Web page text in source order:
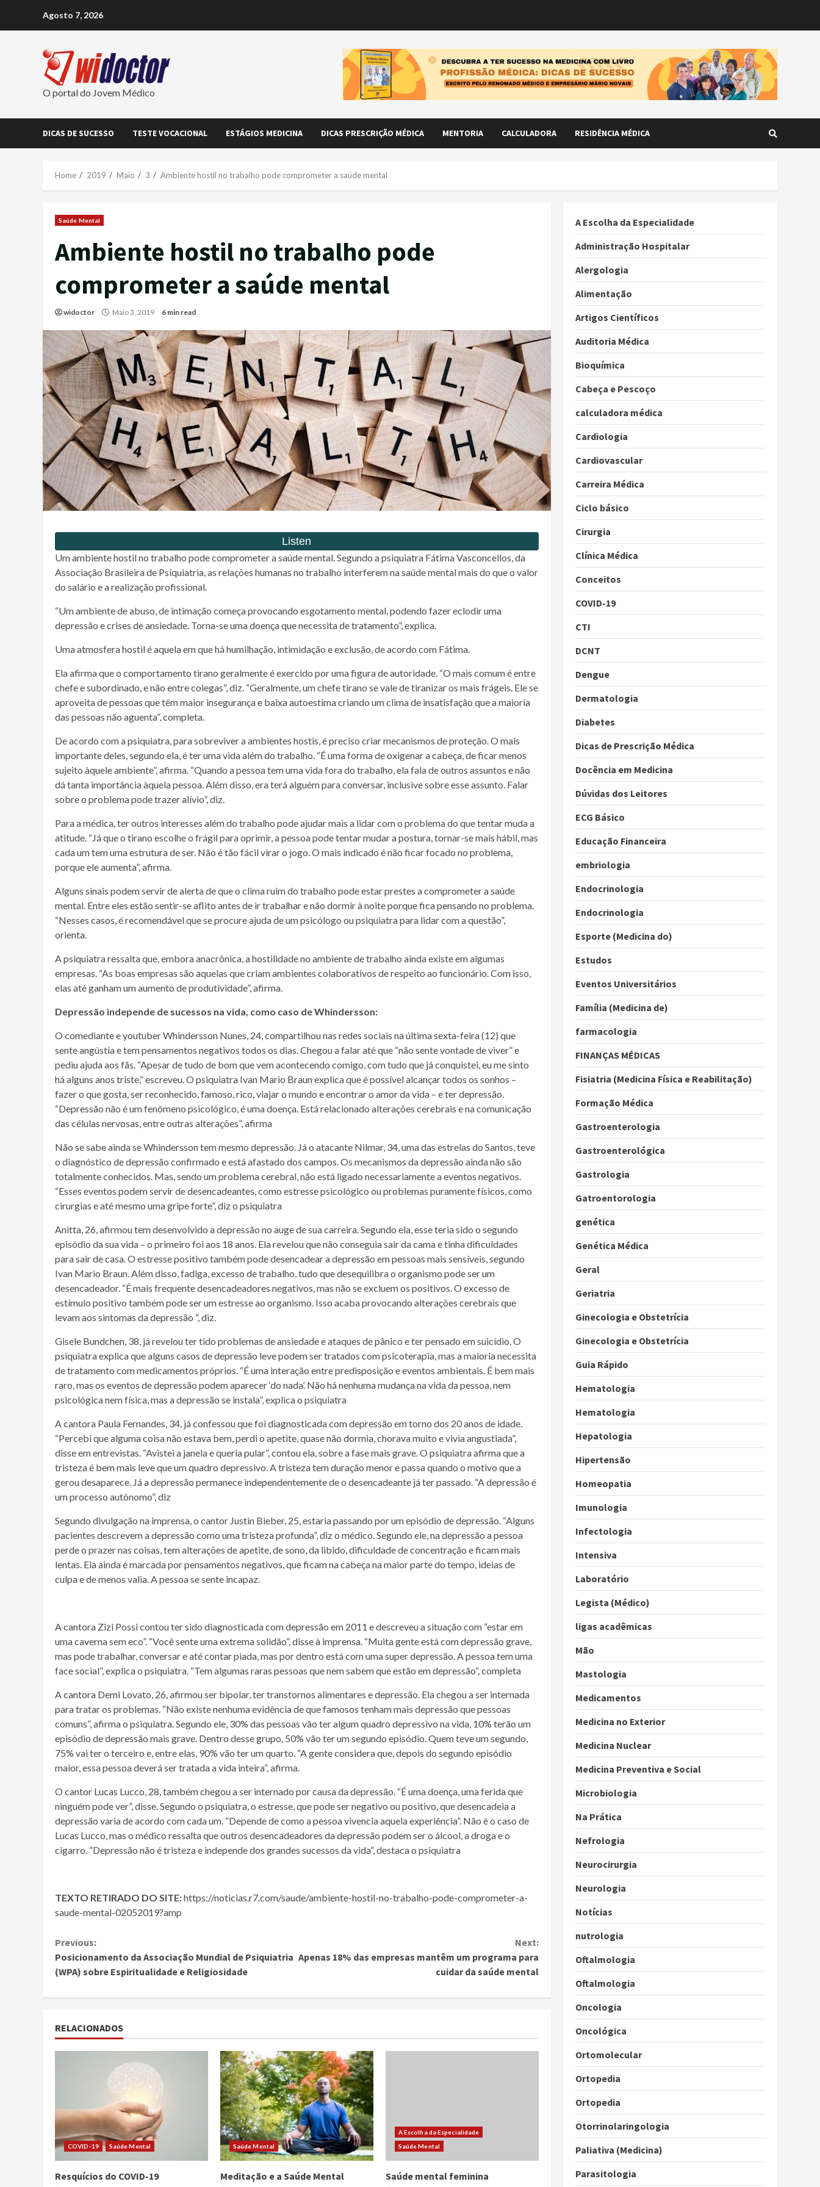
Agosto 7, 2026
O portal do Jovem Médico
DICAS DE SUCESSO TESTE VOCACIONAL ESTÁGIOS MEDICINA DICAS PRESCRIÇÃO MÉDICA MENTORIA CALCULADORA RESIDÊNCIA MÉDICA
Home 2019 Maio 3 Ambiente hostil no trabalho pode comprometer a saúde mental
Saúde Mental
Ambiente hostil no trabalho pode
comprometer a saúde mental
widoctor Maio 3, 2019 6 min read
Um ambiente hostil no trabalho pode comprometer a saúde mental. Segundo a psiquiatra Fátima Vasconcellos, da
Associação Brasileira de Psiquiatria, as relações humanas no trabalho interferem na saúde mental mais do que o valor
do salário e a realização profissional.
“Um ambiente de abuso, de intimação começa provocando esgotamento mental, podendo fazer eclodir uma
depressão e crises de ansiedade. Torna-se uma doença que necessita de tratamento”, explica.
Uma atmosfera hostil é aquela em que há humilhação, intimidação e exclusão, de acordo com Fátima.
Ela afirma que o comportamento tirano geralmente é exercido por uma figura de autoridade. “O mais comum é entre
chefe e subordinado, e não entre colegas”, diz. “Geralmente, um chefe tirano se vale de tiranizar os mais frágeis. Ele se
aproveita de pessoas que têm maior insegurança e baixa autoestima criando um clima de insatisfação que a maioria
das pessoas não aguenta”, completa.
De acordo com a psiquiatra, para sobreviver a ambientes hostis, é preciso criar mecanismos de proteção. O mais
importante deles, segundo ela, é ter uma vida além do trabalho. “É uma forma de oxigenar a cabeça, de ficar menos
sujeito àquele ambiente”, afirma. “Quando a pessoa tem uma vida fora do trabalho, ela fala de outros assuntos e não
dá tanta importância àquela pessoa. Além disso, era terá alguém para conversar, inclusive sobre esse assunto. Falar
sobre o problema pode trazer alívio”, diz.
Para a médica, ter outros interesses além do trabalho pode ajudar mais a lidar com o problema do que tentar muda a
atitude. “Já que o tirano escolhe o frágil para oprimir, a pessoa pode tentar mudar a postura, tornar-se mais hábil, mas
cada um tem uma estrutura de ser. Não é tão fácil virar o jogo. O mais indicado é não ficar focado no problema,
porque ele aumenta”, afirma.
Alguns sinais podem servir de alerta de que o clima ruim do trabalho pode estar prestes a comprometer a saúde
mental. Entre eles estão sentir-se aflito antes de ir trabalhar e não dormir à noite porque fica pensando no problema.
“Nesses casos, é recomendável que se procure ajuda de um psicólogo ou psiquiatra para lidar com a questão”,
orienta.
A psiquiatra ressalta que, embora anacrônica, a hostilidade no ambiente de trabalho ainda existe em algumas
empresas. “As boas empresas são aquelas que criam ambientes colaborativos de respeito ao funcionário. Com isso,
elas até ganham um aumento de produtividade”, afirma.
Depressão independe de sucessos na vida, como caso de Whindersson:
O comediante e youtuber Whindersson Nunes, 24, compartilhou nas redes sociais na última sexta-feira (12) que
sente angústia e tem pensamentos negativos todos os dias. Chegou a falar até que “não sente vontade de viver” e
pediu ajuda aos fãs. “Apesar de tudo de bom que vem acontecendo comigo, com tudo que já conquistei, eu me sinto
há alguns anos triste,” escreveu. O psiquiatra Ivan Mario Braun explica que é possível alcançar todos os sonhos –
fazer o que gosta, ser reconhecido, famoso, rico, viajar o mundo e encontrar o amor da vida – e ter depressão.
“Depressão não é um fenômeno psicológico, é uma doença. Está relacionado alterações cerebrais e na comunicação
das células nervosas, entre outras alterações”, afirma
Não se sabe ainda se Whindersson tem mesmo depressão. Já o atacante Nilmar, 34, uma das estrelas do Santos, teve
o diagnóstico de depressão confirmado e está afastado dos campos. Os mecanismos da depressão ainda não são
totalmente conhecidos. Mas, sendo um problema cerebral, não está ligado necessariamente a eventos negativos.
“Esses eventos podem servir de desencadeantes, como estresse psicológico ou problemas puramente físicos, como
cirurgias e até mesmo uma gripe forte”, diz o psiquiatra
Anitta, 26, afirmou tem desenvolvido a depressão no auge de sua carreira. Segundo ela, esse teria sido o segundo
episódio da sua vida – o primeiro foi aos 18 anos. Ela revelou que não conseguia sair da cama e tinha dificuldades
para sair de casa. O estresse positivo também pode desencadear a depressão em pessoas mais sensíveis, segundo
Ivan Mario Braun. Além disso, fadiga, excesso de trabalho, tudo que desequilibra o organismo pode ser um
desencadeador. “É mais frequente desencadeadores negativos, mas não se excluem os positivos. O excesso de
estímulo positivo também pode ser um estresse ao organismo. Isso acaba provocando alterações cerebrais que
levam aos sintomas da depressão “, diz.
Gisele Bundchen, 38, já revelou ter tido problemas de ansiedade e ataques de pânico e ter pensado em suicídio. O
psiquiatra explica que alguns casos de depressão leve podem ser tratados com psicoterapia, mas a maioria necessita
de tratamento com medicamentos próprios. “É uma interação entre predisposição e eventos ambientais. É bem mais
raro, mas os eventos de depressão podem aparecer ‘do nada’. Não há nenhuma mudança na vida da pessoa, nem
psicológica nem física, mas a depressão se instala”, explica o psiquiatra
A cantora Paula Fernandes, 34, já confessou que foi diagnosticada com depressão em torno dos 20 anos de idade.
“Percebi que alguma coisa não estava bem, perdi o apetite, quase não dormia, chorava muito e vivia angustiada”,
disse em entrevistas. “Avistei a janela e queria pular”, contou ela, sobre a fase mais grave. O psiquiatra afirma que a
tristeza é bem mais leve que um quadro depressivo. A tristeza tem duração menor e passa quando o motivo que a
gerou desaparece. Já a depressão permanece independentemente de o desencadeante já ter passado. “A depressão é
um processo autônomo”, diz
Segundo divulgação na imprensa, o cantor Justin Bieber, 25, estaria passando por um episódio de depressão. “Alguns
pacientes descrevem a depressão como uma tristeza profunda”, diz o médico. Segundo ele, na depressão a pessoa
perde o prazer nas coisas, tem alterações de apetite, de sono, da libido, dificuldade de concentração e ficam mais
lentas. Ela ainda é marcada por pensamentos negativos, que ficam na cabeça na maior parte do tempo, ideias de
culpa e de menos valia. A pessoa se sente incapaz.
A cantora Zizi Possi contou ter sido diagnosticada com depressão em 2011 e descreveu a situação com “estar em
uma caverna sem eco”. “Você sente uma extrema solidão”, disse à imprensa. “Muita gente está com depressão grave,
mas pode trabalhar, conversar e até contar piada, mas por dentro está com uma super depressão. A pessoa tem uma
face social”, explica o psiquiatra. “Tem algumas raras pessoas que nem sabem que estão em depressão”, completa
A cantora Demi Lovato, 26, afirmou ser bipolar, ter transtornos alimentares e depressão. Ela chegou a ser internada
para tratar os problemas. “Não existe nenhuma evidência de que famosos tenham mais depressão que pessoas
comuns”, afirma o psiquiatra. Segundo ele, 30% das pessoas vão ter algum quadro depressivo na vida, 10% terão um
episódio de depressão mais grave. Dentro desse grupo, 50% vão ter um segundo episódio. Quem teve um segundo,
75% vai ter o terceiro e, entre elas, 90% vão ter um quarto. “A gente considera que, depois do segundo episódio
maior, essa pessoa deverá ser tratada a vida inteira”, afirma.
O cantor Lucas Lucco, 28, também chegou a ser internado por causa da depressão. “É uma doença, uma ferida que
ninguém pode ver”, disse. Segundo o psiquiatra, o estresse, que pode ser negativo ou positivo, que desencadeia a
depressão varia de acordo com cada um. “Depende de como a pessoa vivencia aquela experiência”. Não é o caso de
Lucas Lucco, mas o médico ressalta que outros desencadeadores da depressão podem ser o álcool, a droga e o
cigarro. “Depressão não é tristeza e independe dos grandes sucessos da vida”, destaca o psiquiatra
TEXTO RETIRADO DO SITE:https://noticias.r7.com/saude/ambiente-hostil-no-trabalho-pode-comprometer-a-
saude-mental-02052019?amp
Continue
Reading
Previous:
Posicionamento da Associação Mundial de Psiquiatria
(WPA) sobre Espiritualidade e Religiosidade
Next:
Apenas 18% das empresas mantêm um programa para
cuidar da saúde mental
RELACIONADOS
COVID-19 Saúde Mental
Resquícios do COVID-19
Saúde Mental
Meditação e a Saúde Mental
A Escolha da Especialidade
Saúde Mental
Saúde mental feminina
A Escolha da Especialidade
Administração Hospitalar
Alergologia
Alimentação
Artigos Científicos
Auditoria Médica
Bioquímica
Cabeça e Pescoço
calculadora médica
Cardiologia
Cardiovascular
Carreira Médica
Ciclo básico
Cirurgia
Clínica Médica
Conceitos
COVID-19
CTI
DCNT
Dengue
Dermatologia
Diabetes
Dicas de Prescrição Médica
Docência em Medicina
Dúvidas dos Leitores
ECG Básico
Educação Financeira
embriologia
Endocrinologia
Endocrinologia
Esporte (Medicina do)
Estudos
Eventos Universitários
Família (Medicina de)
farmacologia
FINANÇAS MÉDICAS
Fisiatria (Medicina Física e Reabilitação)
Formação Médica
Gastroenterologia
Gastroenterológica
Gastrologia
Gatroentorologia
genética
Genética Médica
Geral
Geriatria
Ginecologia e Obstetrícia
Ginecologia e Obstetrícia
Guia Rápido
Hematologia
Hematologia
Hepatologia
Hipertensão
Homeopatia
Imunologia
Infectologia
Intensiva
Laboratório
Legista (Médico)
ligas acadêmicas
Mão
Mastologia
Medicamentos
Medicina no Exterior
Medicina Nuclear
Medicina Preventiva e Social
Microbiologia
Na Prática
Nefrologia
Neurocirurgia
Neurologia
Notícias
nutrologia
Oftalmologia
Oftalmologia
Oncologia
Oncológica
Ortomolecular
Ortopedia
Ortopedia
Otorrinolaringologia
Paliativa (Medicina)
Parasitologia